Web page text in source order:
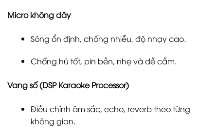
Micro không dây
Sóng ổn định, chống nhiễu, độ nhạy cao.
Chống hú tốt, pin bền, nhẹ và dễ cầm.
Vang số (DSP Karaoke Processor)
Điều chỉnh âm sắc, echo, reverb theo từng
không gian.